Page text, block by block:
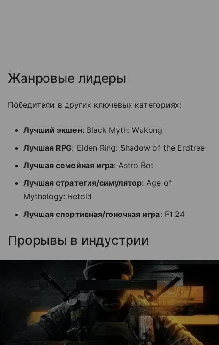
Жанровые лидеры
Победители в других ключевых категориях:
Лучший экшен: Black Myth: Wukong
Лучшая RPG: Elden Ring: Shadow of the Erdtree
Лучшая семейная игра: Astro Bot
Лучшая стратегия/симулятор: Age of
Mythology: Retold
Лучшая спортивная/гоночная игра: F1 24
Прорывы в индустрии